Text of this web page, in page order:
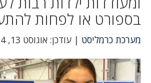
בספורט או לפחות
מערכת כרמליסט | עודכן: אוגוסט 13, 2024